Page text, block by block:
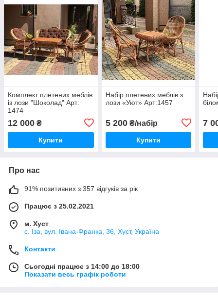
Комплект плетених меблів
із лози "Шоколад" Арт:
1474
12 000 ₴
Купити
Набір плетених меблів з
лози «Уют» Арт:1457
5 200₴/набір
Купити
7
Про нас
91% позитивних з 357 відгуків за рік
Працює з 25.02.2021
м. Хуст
с. Іза, вул. Івана-Франка, 36, Хуст, Україна
Контакти
Сьогодні працює з 14:00 до 18:00
Показати весь графік роботи